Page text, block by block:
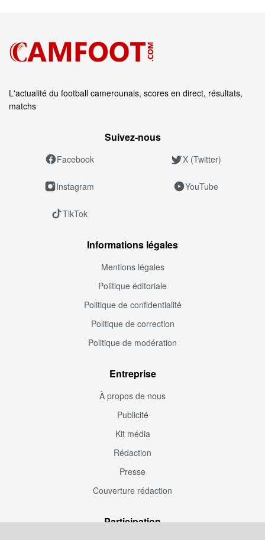
L'actualité du football camerounais, scores en direct, résultats,
matchs
Suivez‑nous
Facebook X (Twitter)
Instagram YouTube
TikTok
Informations légales
Mentions légales
Politique éditoriale
Politique de confidentialité
Politique de correction
Politique de modération
Entreprise
À propos de nous
Publicité
Kit média
Rédaction
Presse
Couverture rédaction
Participation